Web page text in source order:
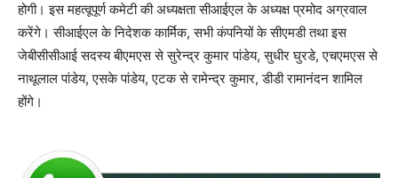
होगी। इस महत्वूपूर्ण कमेटी की अध्यक्षता सीआईएल के अध्यक्ष प्रमोद अग्रवाल
करेंगे। सीआईएल के निदेशक कार्मिक, सभी कंपनियों के सीएमडी तथा इस
जेबीसीसीआई सदस्य बीएमएस से सुरेन्द्र कुमार पांडेय, सुधीर घुरडे, एचएमएस से
नाथूलाल पांडेय, एसके पांडेय, एटक से रामेन्द्र कुमार, डीडी रामानंदन शामिल
होंगे।